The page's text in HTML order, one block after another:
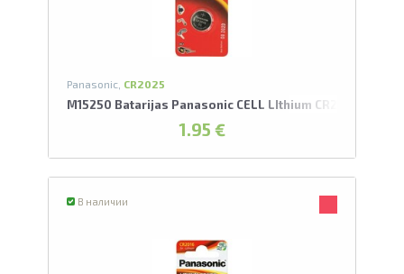
Panasonic, CR2025
M15250 Batarijas Panasonic CELL LIthium CR2025/1BP
1.95 €
В наличии